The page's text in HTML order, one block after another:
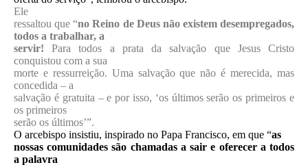
Ele
ressaltou que “no Reino de Deus não existem desempregados,
todos a trabalhar, a
servir! Para todos a prata da salvação que Jesus Cristo
conquistou com a sua
morte e ressurreição. Uma salvação que não é merecida, mas
concedida – a
salvação é gratuita – e por isso, ‘os últimos serão os primeiros e
os primeiros
serão os últimos’”.
O arcebispo insistiu, inspirado no Papa Francisco, em que “as
nossas comunidades são chamadas a sair e oferecer a todos
a palavra